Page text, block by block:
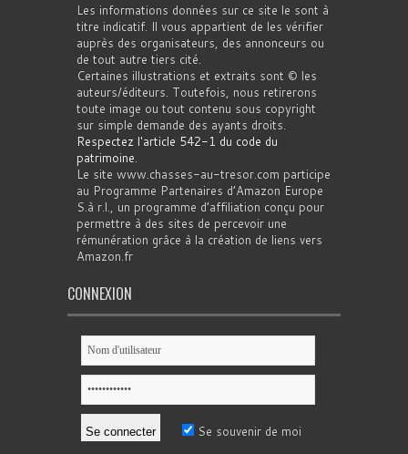
Les informations données sur ce site le sont à
titre indicatif. Il vous appartient de les vérifier
auprès des organisateurs, des annonceurs ou
de tout autre tiers cité.
Certaines illustrations et extraits sont © les
auteurs/éditeurs. Toutefois, nous retirerons
toute image ou tout contenu sous copyright
sur simple demande des ayants droits.
Respectez l'article 542-1 du code du
patrimoine.
Le site www.chasses-au-tresor.com participe
au Programme Partenaires d’Amazon Europe
S.à r.l., un programme d’affiliation conçu pour
permettre à des sites de percevoir une
rémunération grâce à la création de liens vers
Amazon.fr
CONNEXION
Se souvenir de moi